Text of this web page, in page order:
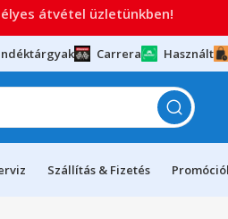
Carrera Használt
Szállítás & Fizetés
átvétel üzletünkben!